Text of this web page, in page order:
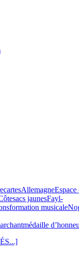
cartesAllemagneEspace
sacs jaunesFayl-
formation musicale
médaille